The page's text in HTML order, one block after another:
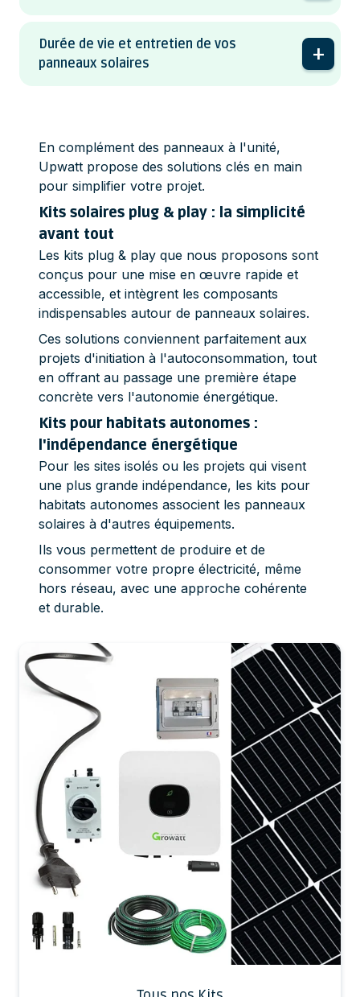
Durée de vie et entretien de vos
panneaux solaires
En complément des panneaux à l'unité,
Upwatt propose des solutions clés en main
pour simplifier votre projet.
Kits solaires plug & play : la simplicité
avant tout
Les kits plug & play que nous proposons sont
conçus pour une mise en œuvre rapide et
accessible, et intègrent les composants
indispensables autour de panneaux solaires.
Ces solutions conviennent parfaitement aux
projets d'initiation à l'autoconsommation, tout
en offrant au passage une première étape
concrète vers l'autonomie énergétique.
Kits pour habitats autonomes :
l'indépendance énergétique
Pour les sites isolés ou les projets qui visent
une plus grande indépendance, les kits pour
habitats autonomes associent les panneaux
solaires à d'autres équipements.
Ils vous permettent de produire et de
consommer votre propre électricité, même
hors réseau, avec une approche cohérente
et durable.